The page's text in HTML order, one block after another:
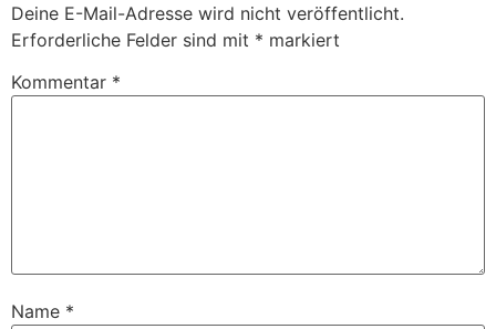
Deine E-Mail-Adresse wird nicht veröffentlicht.
Erforderliche Felder sind mit * markiert
Kommentar *
Name *